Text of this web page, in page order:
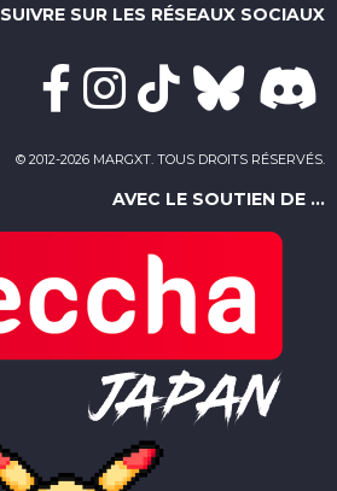
SUIVRE SUR LES RÉSEAUX SOCIAUX
© 2012-2026 MARGXT. TOUS DROITS RÉSERVÉS.
AVEC LE SOUTIEN DE ...